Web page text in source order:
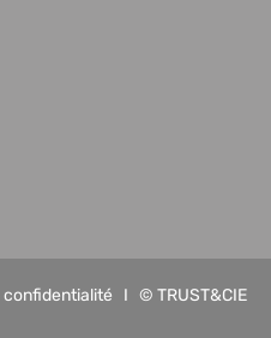
confidentialité I © TRUST&CIE